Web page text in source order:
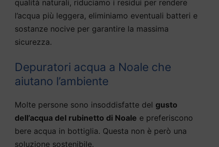
qualità naturali, riduciamo i residui per rendere
l’acqua più leggera, eliminiamo eventuali batteri e
sostanze nocive per garantire la massima
sicurezza.
Depuratori acqua a Noale che
aiutano l’ambiente
Molte persone sono insoddisfatte del gusto
dell’acqua del rubinetto di Noale e preferiscono
bere acqua in bottiglia. Questa non è però una
soluzione sostenibile.